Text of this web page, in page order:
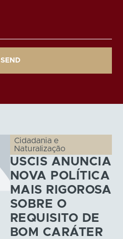
SEND
Cidadania e
Naturalização
USCIS ANUNCIA
NOVA POLÍTICA
MAIS RIGOROSA
SOBRE O
REQUISITO DE
BOM CARÁTER